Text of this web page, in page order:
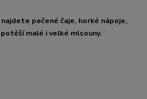
pečené čaje, horké nápoje,
malé i velké mlsouny.